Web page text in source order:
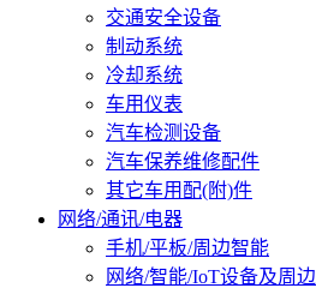
交通安全设备
制动系统
冷却系统
车用仪表
汽车检测设备
汽车保养维修配件
其它车用配(附)件
网络/通讯/电器
手机/平板/周边智能
网络/智能/IoT设备及周边